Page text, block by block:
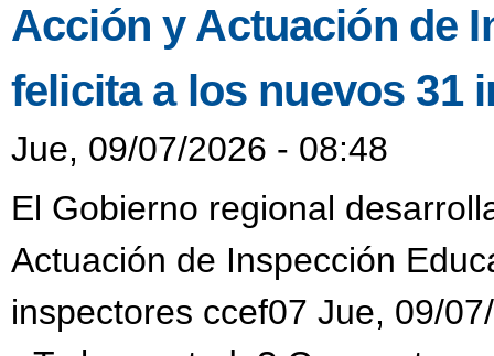
Acción y Actuación de
felicita a los nuevos 31
Jue, 09/07/2026 - 08:48
El Gobierno regional
Actuación de Inspección
inspectores ccef07 Jue, 09/